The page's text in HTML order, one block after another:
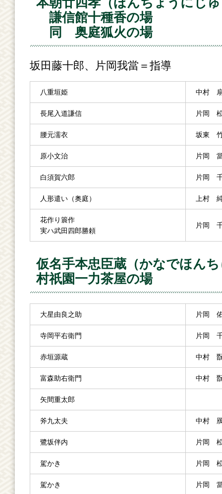
謙信館十種香の場
同 奥庭狐火の場
坂田藤十郎、片岡我當＝指導
八重垣姫 中村
長尾入道謙信 片岡
腰元濡衣 坂東
原小文治 片岡
白須賀六郎 片岡
人形遣い（奥庭） 上村
花作り簑作
実ハ武田四郎勝頼
片岡
仮名手本忠臣蔵（かなでほん
村祇園一力茶屋の場
大星由良之助 片岡
寺岡平右衛門 片岡
赤垣源蔵 中村
富森助右衛門 中村
矢間重太郎
斧九太夫 中村
鷺坂伴内 片岡
駕かき 片岡
駕かき 片岡